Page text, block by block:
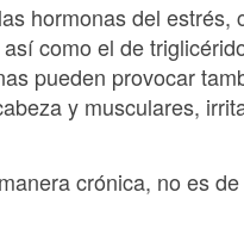
hormonas del
como el de
pueden provocar
y musculares,
crónica, no es